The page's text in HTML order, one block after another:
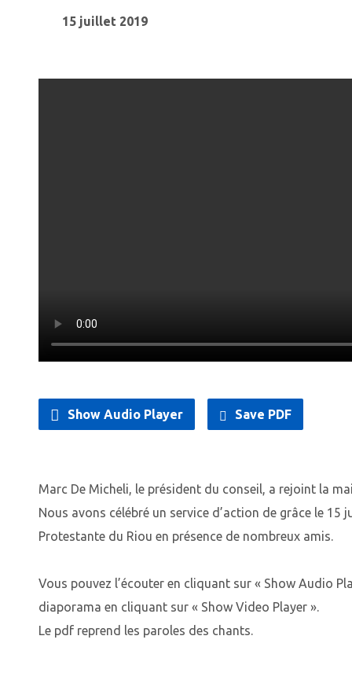
15 juillet 2019
Show Audio Player Save PDF
Marc De Micheli, le président du conseil, a rejoint la
Nous avons célébré un service d’action de grâce le 15
Protestante du Riou en présence de nombreux amis.
Vous pouvez l’écouter en cliquant sur « Show Audio
diaporama en cliquant sur « Show Video Player ».
Le pdf reprend les paroles des chants.